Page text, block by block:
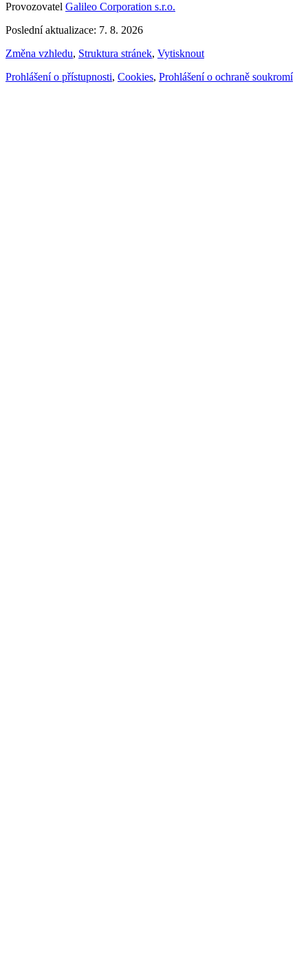
Provozovatel Galileo Corporation s.r.o.
Poslední aktualizace: 7. 8. 2026
Změna vzhledu, Struktura stránek, Vytisknout
Prohlášení o přístupnosti, Cookies, Prohlášení o ochraně soukromí